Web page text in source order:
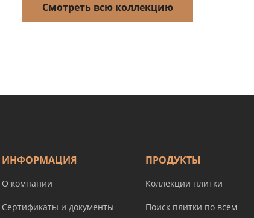
Смотреть всю коллекцию
ИНФОРМАЦИЯ
О компании
Сертификаты и документы
ПРОДУКТЫ
Коллекции плитки
Поиск плитки по всем